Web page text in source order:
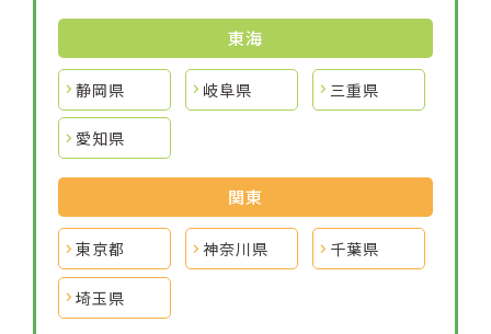
東海
静岡県 岐阜県 三重県
愛知県
関東
東京都 神奈川県 千葉県
埼玉県